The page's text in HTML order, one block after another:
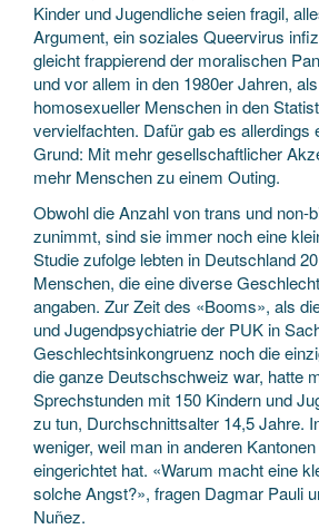
Kinder und Jugendliche seien fragil,
Argument, ein soziales Queervirus
gleicht frappierend der moralischen
und vor allem in den 1980er Jahren,
homosexueller Menschen in den
vervielfachten. Dafür gab es allerdings
Grund: Mit mehr gesellschaftlicher
mehr Menschen zu einem Outing.
Obwohl die Anzahl von trans und non-
zunimmt, sind sie immer noch eine
Studie zufolge lebten in Deutschland
Menschen, die eine diverse
angaben. Zur Zeit des «Booms», als
und Jugendpsychiatrie der PUK in
Geschlechtsinkongruenz noch die
die ganze Deutschschweiz war, hatte
Sprechstunden mit 150 Kindern und
zu tun, Durchschnittsalter 14,5 Jahre.
weniger, weil man in anderen
eingerichtet hat. «Warum macht eine
solche Angst?», fragen Dagmar Pauli
Nuñez.